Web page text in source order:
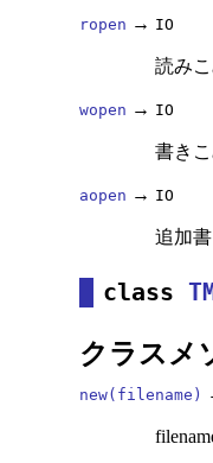
ropen → IO
読み
wopen → IO
書き
aopen → IO
追加
class
クラスメ
new(filename)